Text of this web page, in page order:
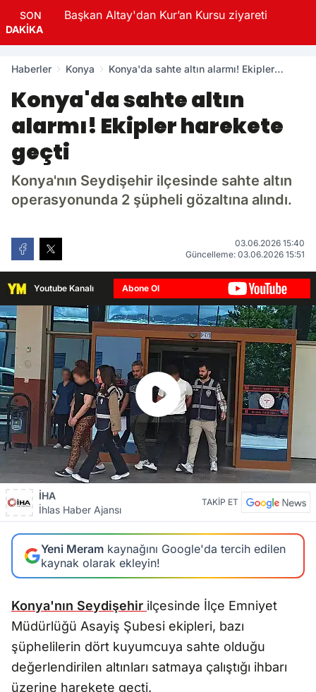
SON
DAKİKA
Başkan Altay'dan Kur’an Kursu ziyareti
Haberler Konya
Konya'da sahte altın alarmı! Ekipler
Konya'da sahte altın
alarmı! Ekipler harekete
geçti
Konya'nın Seydişehir ilçesinde sahte altın
operasyonunda 2 şüpheli gözaltına alındı.
03.06.2026 15:40
Güncelleme: 03.06.2026 15:51
Youtube Kanalı Abone Ol
İHA
İhlas Haber Ajansı
TAKİP ET
Yeni Meram kaynağını Google'da tercih edilen
kaynak olarak ekleyin!
Konya'nın Seydişehir ilçesinde İlçe Emniyet
Müdürlüğü Asayiş Şubesi ekipleri, bazı
şüphelilerin dört kuyumcuya sahte olduğu
değerlendirilen altınları satmaya çalıştığı ihbarı
üzerine harekete geçti.